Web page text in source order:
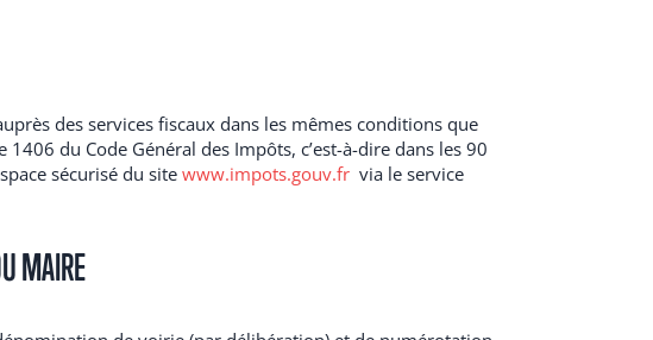
des services fiscaux dans les mêmes conditions que
du Code Général des Impôts, c’est-à-dire dans les 90
sécurisé du site www.impots.gouv.fr via le service
MAIRE